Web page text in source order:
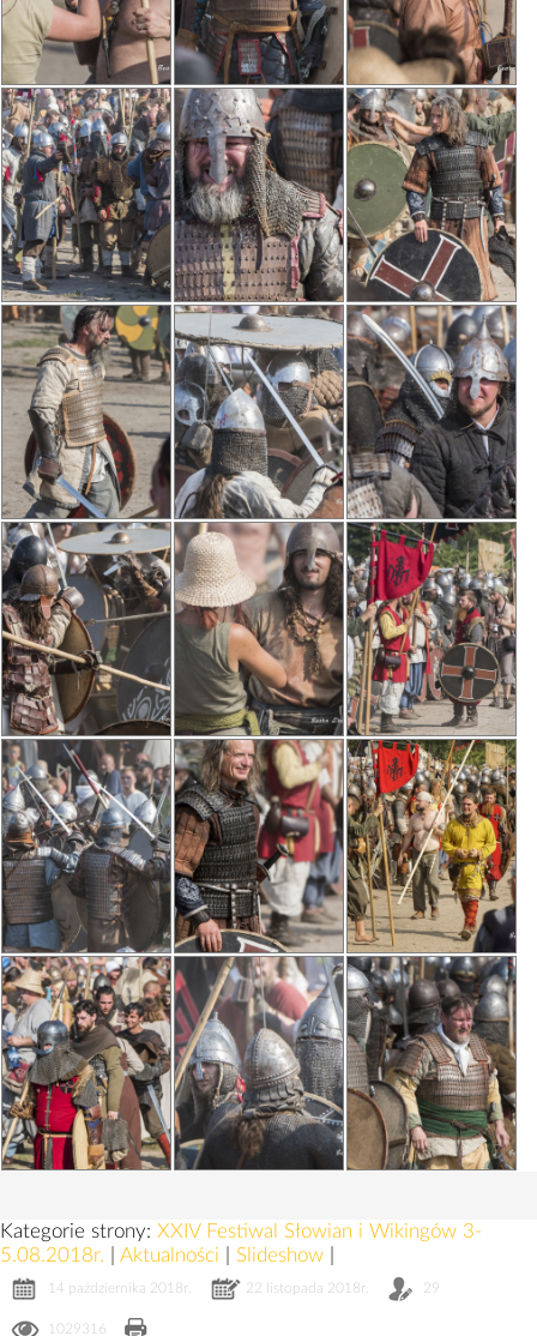
Kategorie strony: XXIV Festiwal Słowian i Wikingów 3-
5.08.2018r.
Aktualności Slideshow
14 października 2018r. 22 listopada 2018r. 29
1029316